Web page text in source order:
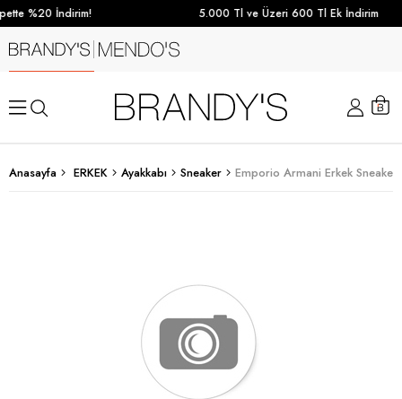
%20 İndirim! 5.000 Tl ve Üzeri 600 Tl Ek İndirim
Anasayfa ERKEK Ayakkabı Sneaker Emporio Armani Erkek Sneaker